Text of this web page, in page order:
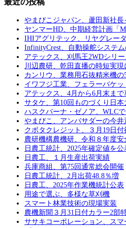
やまびこジャパン、蘆田新社長
ヤンマーHD、中期経営計画「
IHIアグリテック、リヤグレー
InfinityCrest、自動操舵システ
アテックス、刈馬王2WDシリ
川辺農研、乾田直播の時短実
カンリウ、業務用石抜精米機
イワフジ工業、フェラーバケ
アテックス、4月から6月末ま
サタケ、第10回ものづくり日
ハスクバーナ・ゼノア、WLC
やまびこ、アンバサダーの今
クボタクレジット、３月19日付
農研機構農機研、令和８年度
日農工統計、2025年確定値を公
日農工、１月生産出荷実績
兵庫商組、第75回通常総会開催
日農工統計、2月出荷48.8％増
日農工、2025年作業機統計公表
用途で選ぶ、多様な草刈機
スマート林業技術の現場実装
農機新聞３月31日付カラー2
ササキコーポレーション、ス